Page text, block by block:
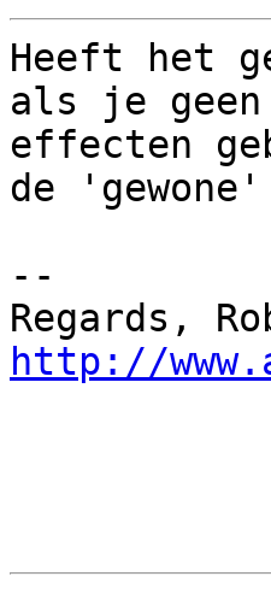
Heeft het
als je
effecten
de
--
http://